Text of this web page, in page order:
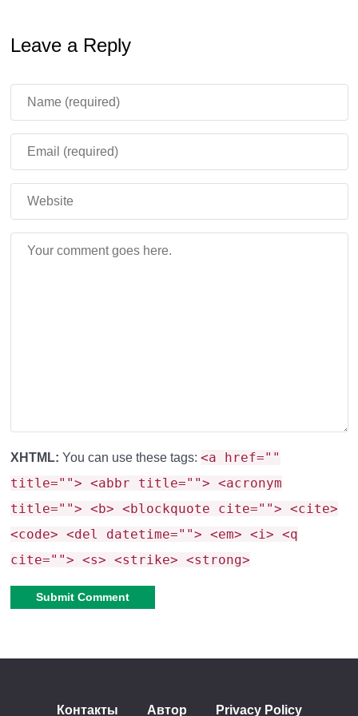
Поместите сердце зомби в блендер и соберите
кровь в стеклянный стакан. Убедитесь, что
блендер находится в хорошо освещённом месте,
так как он работает на солнечной энергии.
Разделите кровь на восемь флаконов
Соберите кусты роз, чтобы получить Экстракт роз
Приготовьте экстракт розы из флакона с
этанолом, чтобы получить раствор экстракта розы.
Приготовьте Раствор экстракта розы и Флакон с
Кроме того что мир наводнили кровожадные зомби,
для того чтобы его спасти и возродить человечество
Вам придется создать лекарство от бесплодия.
Только с помощью него появиться шанс возродить
популяцию человека.
Руководство По лечению Бесплодия:
Leave a Reply
XHTML: You can use these tags: <a href=""
title=""> <abbr title=""> <acronym
title=""> <b> <blockquote cite=""> <cite>
<code> <del datetime=""> <em> <i> <q
cite=""> <s> <strike> <strong>
Контакты Автор Privacy Policy